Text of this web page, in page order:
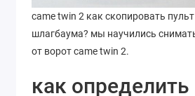
came twin 2 как скопировать
шлагбаума? мы научились
от ворот came twin 2.
как определить